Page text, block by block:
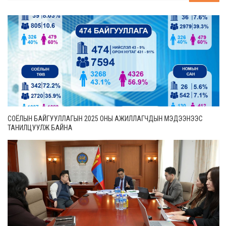
СОЁЛЫН БАЙГУУЛЛАГЫН 2025 ОНЫ АЖИЛЛАГЧДЫН МЭДЭЭНЭЭС
ТАНИЛЦУУЛЖ БАЙНА